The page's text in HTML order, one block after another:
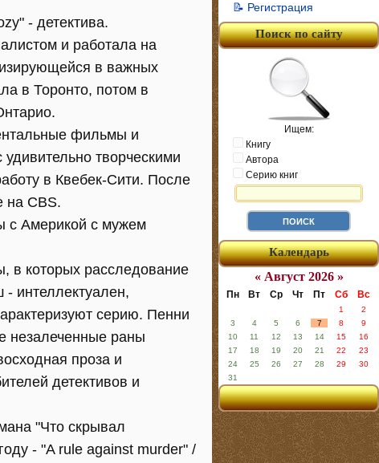
- детектива.
и работала на
в важных
в Торонто, потом в
фильмы и
творческими
в Квебек-Сити. После
на CBS.
с Америкой с мужем
в которых расследование
интеллектуален,
серию. Пенни
незалеченные раны
проза и
детективов и
"Что скрывал
- "A rule against murder" /
📝 Регистрация
Поиск по сайту
Ищем:
Книгу
Автора
Серию книг
Календарь
« Август 2026 »
Пн Вт Ср Чт Пт Сб Вс
1
2
3
4 5 6 7 8
9
10
11 12 13 14 15
16
17
18 19 20 21 22
23
24
25 26 27 28 29
30
31